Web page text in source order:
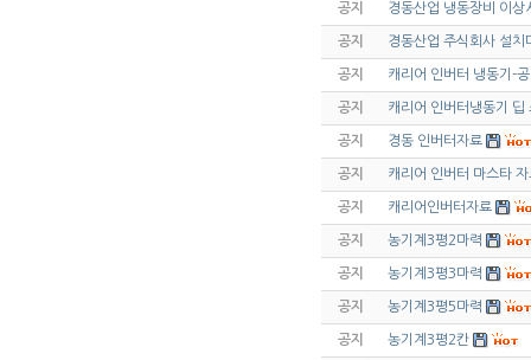
공지 경동산업 냉동장비 이
공지 경동산업 주식회사 설치
공지 캐리어 인버터 냉동기-
공지 캐리어 인버터냉동기 딥
공지 경동 인버터자료
공지 캐리어 인버터 마스타 자
공지 캐리어인버터자료
공지 농기계3평2마력
공지 농기계3평3마력
공지 농기계3평5마력
공지 농기계3평2칸